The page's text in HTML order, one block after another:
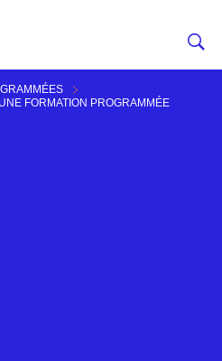
FORMATION PROGRAMMÉE